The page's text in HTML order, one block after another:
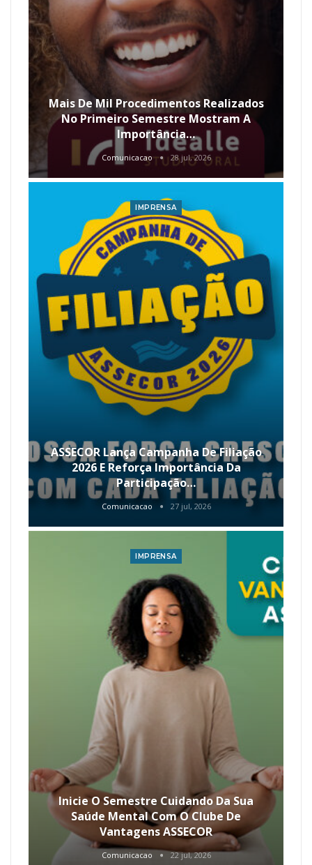
Mais De Mil Procedimentos Realizados
No Primeiro Semestre Mostram A
Importância…
Comunicacao 28 jul, 2026
IMPRENSA
ASSECOR Lança Campanha De Filiação
2026 E Reforça Importância Da
Participação…
Comunicacao 27 jul, 2026
IMPRENSA
Inicie O Semestre Cuidando Da Sua
Saúde Mental Com O Clube De
Vantagens ASSECOR
Comunicacao 22 jul, 2026